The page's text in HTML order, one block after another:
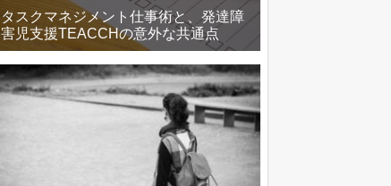
タスクマネジメント仕事術と、発達障
害児支援TEACCHの意外な共通点